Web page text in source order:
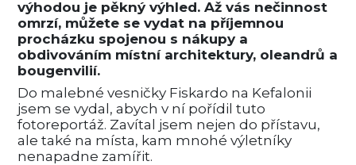
výhodou je pěkný výhled. Až vás nečinnost
omrzí, můžete se vydat na příjemnou
procházku spojenou s nákupy a
obdivováním místní architektury, oleandrů a
bougenvilií.
Do malebné vesničky Fiskardo na Kefalonii
jsem se vydal, abych v ní pořídil tuto
fotoreportáž. Zavítal jsem nejen do přístavu,
ale také na místa, kam mnohé výletníky
nenapadne zamířit.